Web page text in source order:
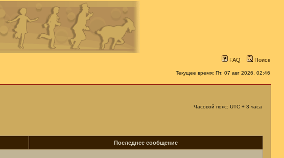
FAQ Поиск
Текущее время: Пт, 07 авг 2026, 02:46
Часовой пояс: UTC + 3 часа
Последнее сообщение